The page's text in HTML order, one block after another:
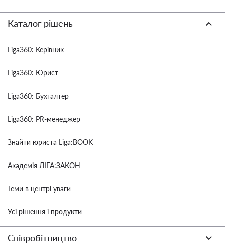
Каталог рішень
Liga360: Керівник
Liga360: Юрист
Liga360: Бухгалтер
Liga360: PR-менеджер
Знайти юриста Liga:BOOK
Академія ЛІГА:ЗАКОН
Теми в центрі уваги
Усі рішення і продукти
Співробітництво